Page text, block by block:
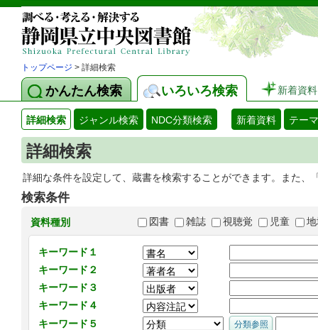
トップページ > 詳細検索
かんたん検索 いろいろ検索 新着資料
詳細検索 ジャンル検索 NDC分類検索 新着資料 テー
詳細検索
詳細な条件を設定して、蔵書を検索することができます。また
検索条件
資料種別 図書 雑誌 視聴覚 児童
キーワード１
キーワード２
キーワード３
キーワード４
キーワード５